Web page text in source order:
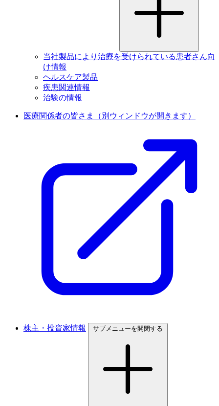
当社製品により治療を受けられている患者さん向
け情報
ヘルスケア製品
疾患関連情報
治験の情報
医療関係者の皆さま （別ウィンドウが開きます）
株主・投資家情報 サブメニューを開閉する